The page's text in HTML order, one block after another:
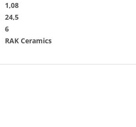
1,08
24,5
6
RAK Ceramics